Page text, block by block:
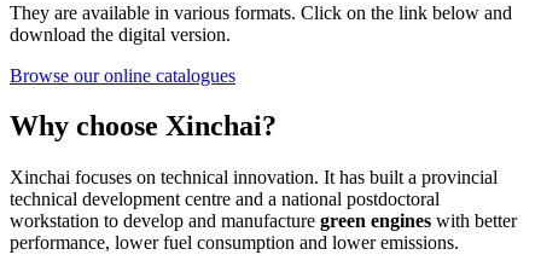
They are available in various formats. Click on the link below and
download the digital version.
Browse our online catalogues
Why choose Xinchai?
Xinchai focuses on technical innovation. It has built a provincial
technical development centre and a national postdoctoral
workstation to develop and manufacture green engines with better
performance, lower fuel consumption and lower emissions.